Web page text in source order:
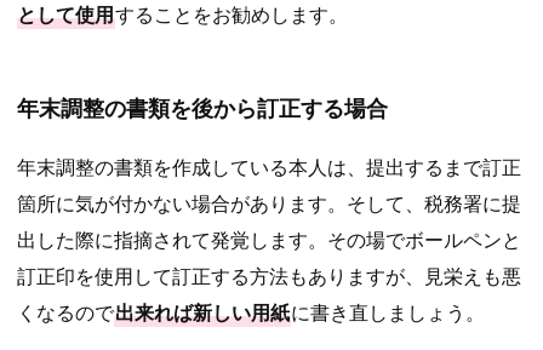
として使用することをお勧めします。
年末調整の書類を後から訂正する場合
年末調整の書類を作成している本人は、提出するまで訂正
箇所に気が付かない場合があります。そして、税務署に提
出した際に指摘されて発覚します。その場でボールペンと
訂正印を使用して訂正する方法もありますが、見栄えも悪
くなるので出来れば新しい用紙に書き直しましょう。